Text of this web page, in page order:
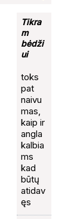
Tikra
m
bėdži
ui
toks
pat
naivu
mas,
kaip ir
angla
kalbia
ms
kad
būtų
atidav
ęs